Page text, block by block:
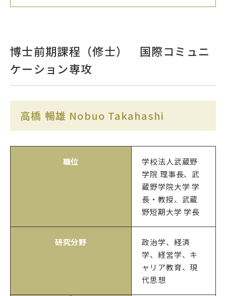
サイトポリシー プライバシーポリシー
公式SNSアカウント
博士前期課程（修士） 国際コミュニ
ケーション専攻
高橋 暢雄 Nobuo Takahashi
職位
学校法人武蔵野
学院 理事長、武
蔵野学院大学 学
長・教授、武蔵
野短期大学 学長
研究分野
政治学、経済
学、経営学、キ
ャリア教育、現
代思想